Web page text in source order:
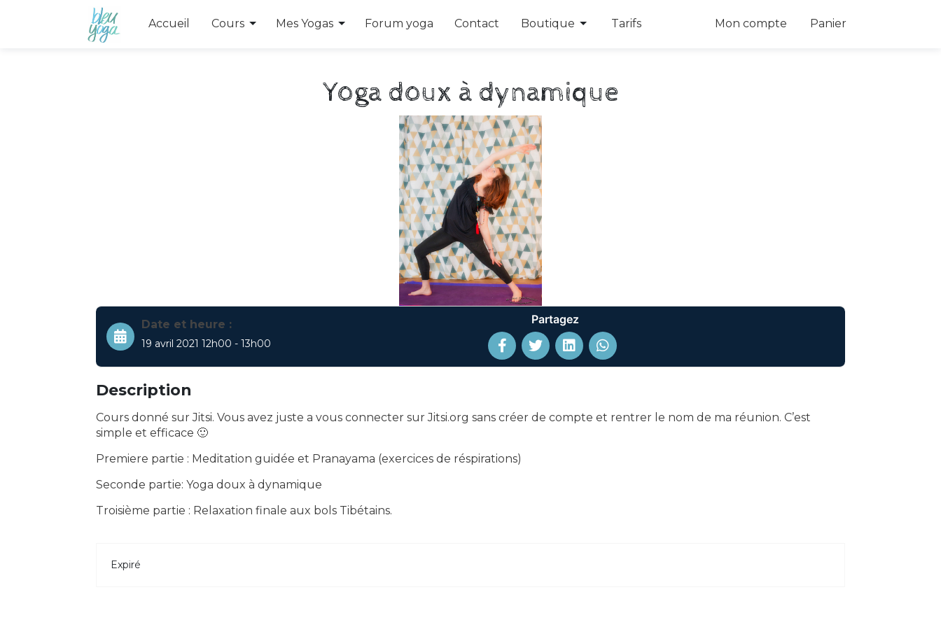
Accueil Cours Toggle Dropdown
Mes Yogas Toggle Dropdown
Forum yoga Contact Boutique Toggle Dropdown
Tarifs Mon compte Panier
Yoga doux à dynamique
Date et heure :
19 avril 2021 12h00 - 13h00
Partagez
Description
Cours donné sur Jitsi. Vous avez juste a vous connecter sur Jitsi.org sans créer de compte et rentrer le nom de ma réunion. C’est
simple et efficace 🙂
Premiere partie : Meditation guidée et Pranayama (exercices de réspirations)
Seconde partie: Yoga doux à dynamique
Troisième partie : Relaxation finale aux bols Tibétains.
Expiré